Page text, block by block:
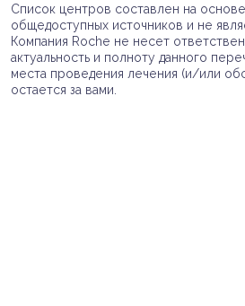
Список центров составлен на
общедоступных источников и не
Компания Roche не несет
актуальность и полноту данного
места проведения лечения (и/или
остается за вами.